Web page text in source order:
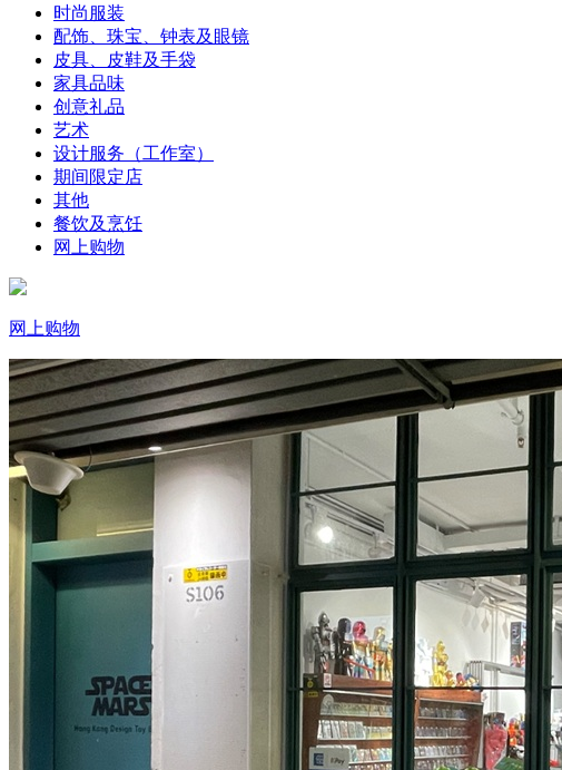
时尚服装
配饰、珠宝、钟表及眼镜
皮具、皮鞋及手袋
家具品味
创意礼品
艺术
设计服务（工作室）
期间限定店
其他
餐饮及烹饪
网上购物
网上购物